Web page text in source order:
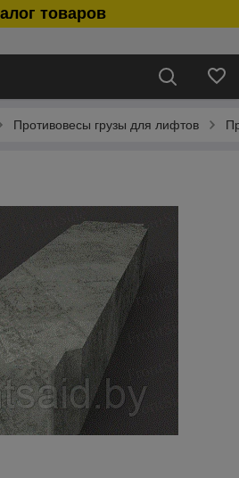
товаров
Противовесы грузы для лифтов